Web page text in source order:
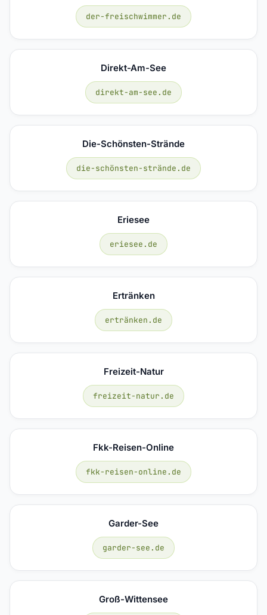
der-freischwimmer.de
Direkt-Am-See
direkt-am-see.de
Die-Schönsten-Strände
die-schönsten-strände.de
Eriesee
eriesee.de
Ertränken
ertränken.de
Freizeit-Natur
freizeit-natur.de
Fkk-Reisen-Online
fkk-reisen-online.de
Garder-See
garder-see.de
Groß-Wittensee